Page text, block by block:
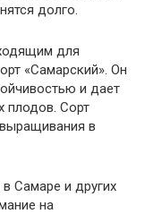
долго.
для
«Самарский». Он
и дает
плодов. Сорт
в
Самаре и других
на